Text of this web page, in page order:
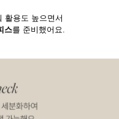
활용도 높으면서
스를 준비했어요.